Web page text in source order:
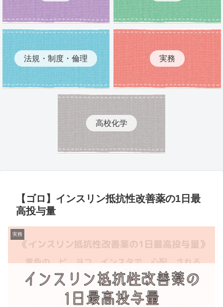
法規・制度・倫理 実務
高校化学
【ゴロ】インスリン抵抗性改善薬の1日最
高投与量
実務